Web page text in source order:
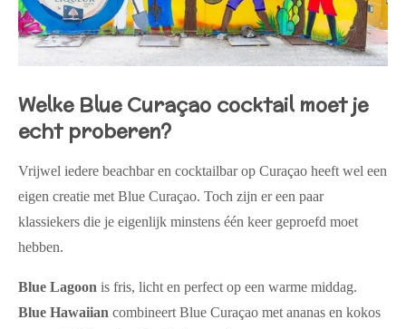
Welke Blue Curaçao cocktail moet je
echt proberen?
Vrijwel iedere beachbar en cocktailbar op Curaçao heeft wel een
eigen creatie met Blue Curaçao. Toch zijn er een paar
klassiekers die je eigenlijk minstens één keer geproefd moet
hebben.
Blue Lagoon is fris, licht en perfect op een warme middag.
Blue Hawaiian combineert Blue Curaçao met ananas en kokos